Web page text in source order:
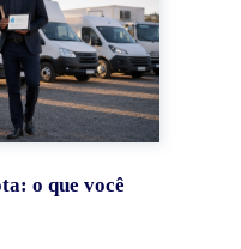
o que você